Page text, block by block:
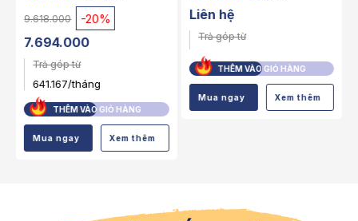
9.618.000 -20%
7.694.000
Trả góp từ
641.167/tháng
THÊM VÀO GIỎ HÀNG
Mua ngay Xem thêm
Liên hệ
Trả góp từ
THÊM VÀO GIỎ HÀNG
Mua ngay Xem thêm